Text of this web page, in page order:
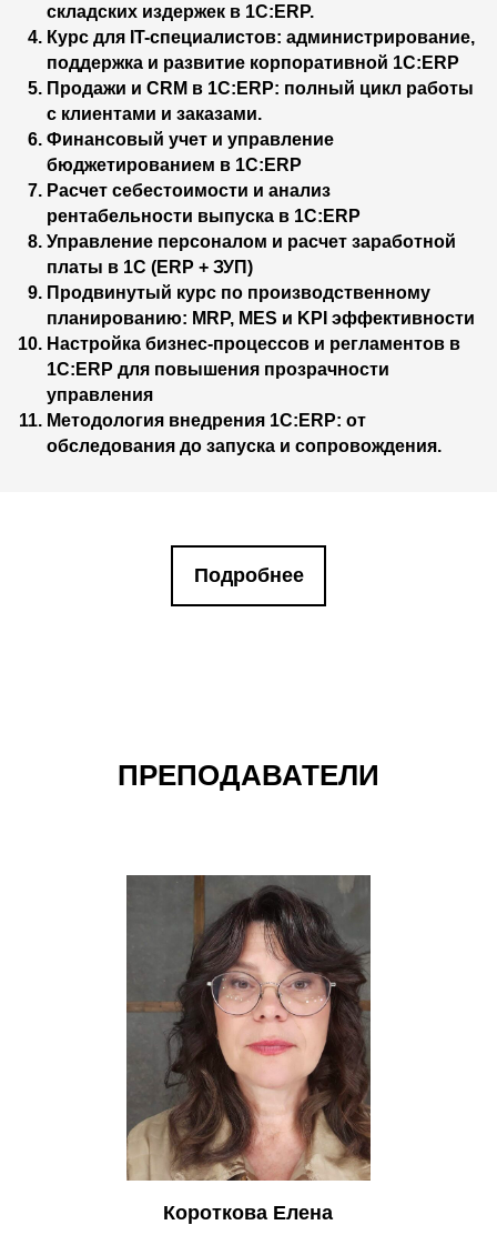
складских издержек в 1С:ERP.
Курс для IT-специалистов: администрирование,
поддержка и развитие корпоративной 1С:ERP
Продажи и CRM в 1С:ERP: полный цикл работы
с клиентами и заказами.
Финансовый учет и управление
бюджетированием в 1С:ERP
Расчет себестоимости и анализ
рентабельности выпуска в 1С:ERP
Управление персоналом и расчет заработной
платы в 1С (ERP + ЗУП)
Продвинутый курс по производственному
планированию: MRP, MES и KPI эффективности
Настройка бизнес-процессов и регламентов в
1С:ERP для повышения прозрачности
управления
Методология внедрения 1С:ERP: от
обследования до запуска и сопровождения.
Подробнее
ПРЕПОДАВАТЕЛИ
Короткова Елена